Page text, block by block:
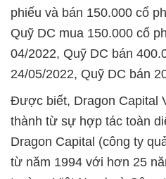
phiếu và bán 150.000 cổ
Quỹ DC mua 150.000 cổ
04/2022, Quỹ DC bán
24/05/2022, Quỹ DC bán
Được biết, Dragon Capital
thành từ sự hợp tác toàn
Dragon Capital (công ty
từ năm 1994 với hơn 25